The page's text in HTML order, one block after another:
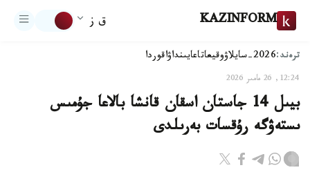
KAZINFORM ق ز
ترەند:2026-سايلاۋ وقيعاتاعايىنداۋاقوردا
12:24, 26 مامىر 2026
بيىل 14 جاستان اسقان قانشا بالاعا جۇمىس
ىستەۋگە رۇقسات بەرىلدى